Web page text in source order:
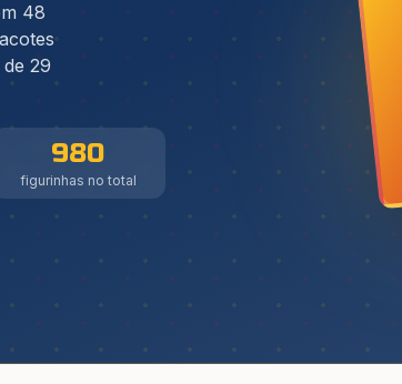
48
29
980
figurinhas no total